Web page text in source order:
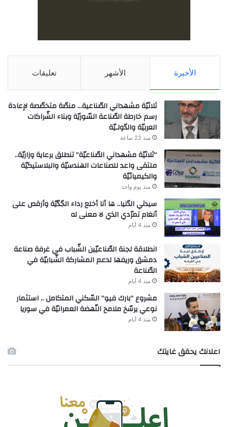
الأخيرة الأشهر تعليقات
ثلاثيّة مشهداني الصّناعية… منصّة متخصّصة لإعادة
رسم خارطة الصّناعة السّوريّة وبناء الشّراكات
العربيّة والدّولـيّة
منذ 22 ساعة
“ثلاثيّة مشهداني الصّناعيّة” تنطلق برعاية وزاريّة..
ملتقى واعد للصناعات الهندسيّة والبلاستيكيّة
والكيميائيّة
منذ يوم واحد
سيدتي الدّنيا.. ها أنا أخلع رداء الجّدّيّة وأرقص على
أنغام تمرّدي الذي لا معنى له
منذ 4 أيام
انطلاقة لجنة الصّناعيّين الشّباب في غرفة صناعة
دمشق وريفها لدعم المشاركة الشّبابيّة في
الصّناعة
منذ 4 أيام
مشروع “بارك فيو” السّكني المتكامل .. استثمار
نوعي يرسّخ ملامح النّهضة العمرانيّة في سوريا
منذ 4 أيام
اعلانك يحقق غايتك